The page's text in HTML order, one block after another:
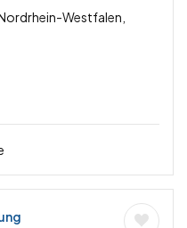
Westfalen,